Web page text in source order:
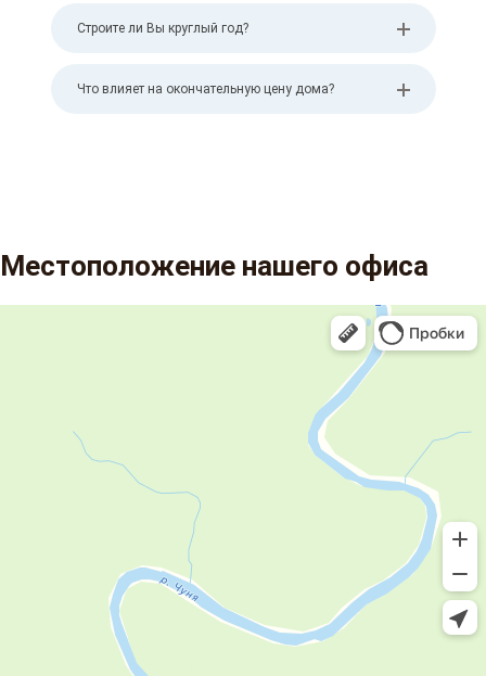
Строите ли Вы круглый год?
Что влияет на окончательную цену дома?
Местоположение нашего офиса